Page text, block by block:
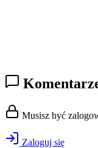
Musisz być
Zaloguj się